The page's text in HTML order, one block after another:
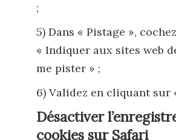
;
5) Dans « Pistage »,
« Indiquer aux sites web
me pister » ;
6) Validez en cliquant sur
Désactiver
cookies sur Safari